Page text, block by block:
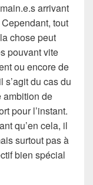
arrivant
tout
chose peut
pouvant vite
ou encore de
s’agit du cas du
ambition de
pour l’instant.
qu’en cela, il
surtout pas à
bien spécial